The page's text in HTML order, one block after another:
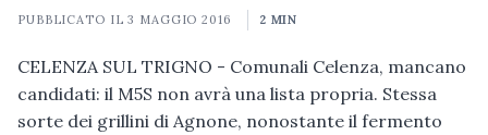
PUBBLICATO IL3 MAGGIO 2016 2 MIN
CELENZA SUL TRIGNO - Comunali Celenza, mancano
candidati: il M5S non avrà una lista propria. Stessa
sorte dei grillini di Agnone, nonostante il fermento